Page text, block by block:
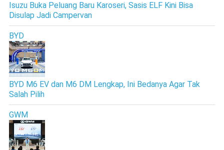
Isuzu Buka Peluang Baru Karoseri, Sasis ELF Kini Bisa
Disulap Jadi Campervan
BYD
BYD M6 EV dan M6 DM Lengkap, Ini Bedanya Agar Tak
Salah Pilih
GWM